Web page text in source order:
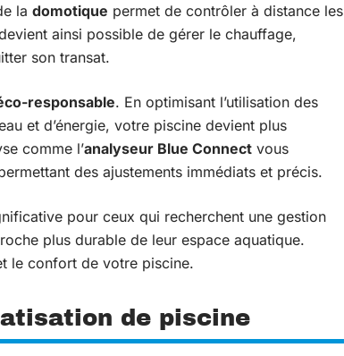
la domotique permet de contrôler à distance les
ainsi possible de gérer le chauffage,
son transat.
responsable. En optimisant l’utilisation des
et d’énergie, votre piscine devient plus
comme l’analyseur Blue Connect vous
des ajustements immédiats et précis.
pour ceux qui recherchent une gestion
plus durable de leur espace aquatique.
le confort de votre piscine.
de piscine